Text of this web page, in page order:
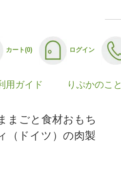
カート(0) ログイン
用ガイド りぷかのこと
ごと食材おもち
ドイツ）の肉製